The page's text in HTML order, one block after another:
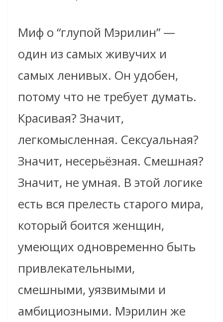
Миф о “глупой Мэрилин” —
один из самых живучих и
самых ленивых. Он удобен,
потому что не требует думать.
Красивая? Значит,
легкомысленная. Сексуальная?
Значит, несерьёзная. Смешная?
Значит, не умная. В этой логике
есть вся прелесть старого мира,
который боится женщин,
умеющих одновременно быть
привлекательными,
смешными, уязвимыми и
амбициозными. Мэрилин же